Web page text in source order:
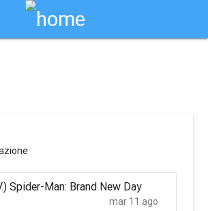
Spider-Man: Brand New Day
mar 11 ago